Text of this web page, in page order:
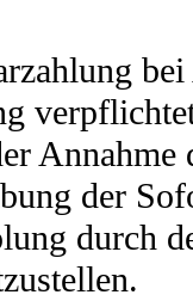
Annahme
der
durch